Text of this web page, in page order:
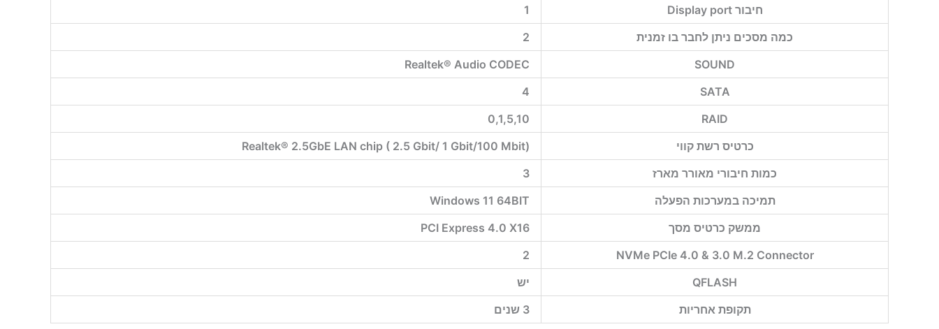
חיבור Display port
1
כמה מסכים ניתן לחבר בו זמנית
2
SOUND
Realtek® Audio CODEC
SATA
4
RAID
0,1,5,10
כרטיס רשת קווי
Realtek® 2.5GbE LAN chip ( 2.5 Gbit/ 1 Gbit/100 Mbit)
כמות חיבורי מאורר מארז
3
תמיכה במערכות הפעלה
Windows 11 64BIT
ממשק כרטיס מסך
PCI Express 4.0 X16
NVMe PCIe 4.0 & 3.0 M.2 Connector
2
QFLASH
יש
תקופת אחריות
3 שנים